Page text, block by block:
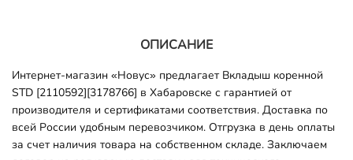
ОПИСАНИЕ
Интернет-магазин «Новус» предлагает Вкладыш коренной
STD [2110592][3178766] в Хабаровске с гарантией от
производителя и сертификатами соответствия. Доставка по
всей России удобным перевозчиком. Отгрузка в день оплаты
за счет наличия товара на собственном складе. Заключаем